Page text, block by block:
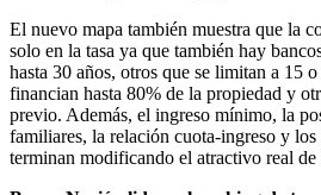
El nuevo mapa también muestra que la
solo en la tasa ya que también hay
hasta 30 años, otros que se limitan a 15
financian hasta 80% de la propiedad y
previo. Además, el ingreso mínimo, la
familiares, la relación cuota-ingreso y los
terminan modificando el atractivo real de